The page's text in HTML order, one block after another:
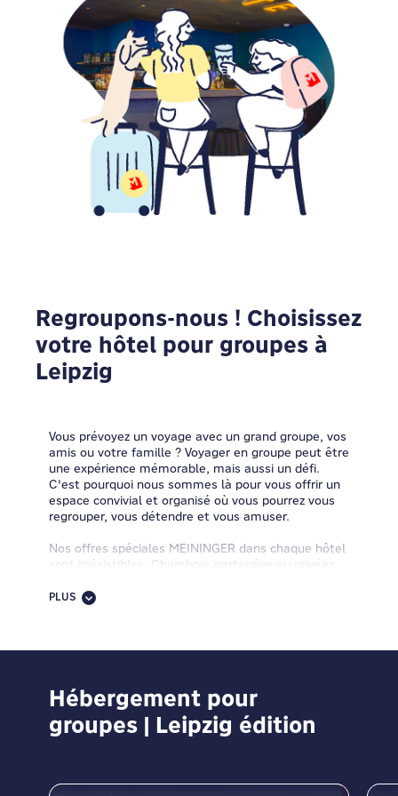
Regroupons-nous ! Choisissez
votre hôtel pour groupes à
Leipzig
Vous prévoyez un voyage avec un grand groupe, vos
amis ou votre famille ? Voyager en groupe peut être
une expérience mémorable, mais aussi un défi.
C'est pourquoi nous sommes là pour vous offrir un
espace convivial et organisé où vous pourrez vous
regrouper, vous détendre et vous amuser.
Nos offres spéciales MEININGER dans chaque hôtel
sont irrésistibles. Chambres partagées ou privées
espaces publics spacieux, ambiance conviviale,
trajets.
Besoin d'idées et de conseils pour votre prochain
voyage de groupe ? À la recherche de
itinéraire sur mesure pour votre équipe ? Vous
PLUS
Hébergement pour
groupes | Leipzig édition